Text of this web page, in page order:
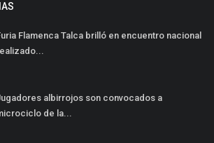
Flamenca Talca brilló en encuentro nacional
albirrojos son convocados a
de la...